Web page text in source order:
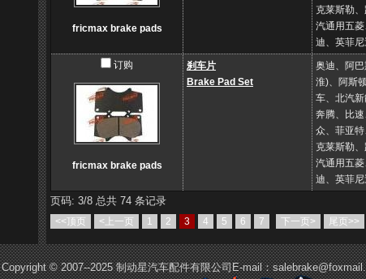
fricmax brake pads
克莱斯勒
汽通用五
迪、英菲尼
订购
fricmax brake pads
刹车片
Brake Pad Set
奥迪、阿
淮)、阿斯
车、北汽
奔腾、比
众、菲亚
克莱斯勒
汽通用五
迪、英菲尼
页码: 3/8 总共 74 条记录
<<顶页 <上一页 1 2 3 4 5 6 7 下一页> 尾页>>
Copyright © 2007--2025 制动星汽车配件有限公司E-mail：